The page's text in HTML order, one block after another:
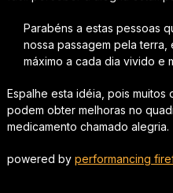
Parabéns a estas pessoas
nossa passagem pela
máximo a cada dia vivido e
Espalhe esta idéia, pois
podem obter melhoras no
medicamento chamado alegria.
powered by performancing